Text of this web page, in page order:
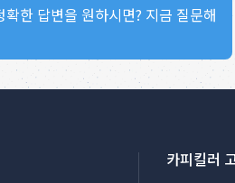
한 답변을 원하시면? 지금 질문해
카피킬러